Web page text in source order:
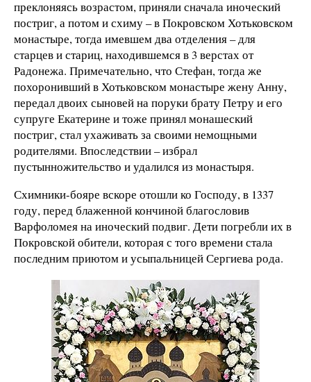
преклоняясь возрастом, приняли сначала иноческий
постриг, а потом и схиму – в Покровском Хотьковском
монастыре, тогда имевшем два отделения – для
старцев и стариц, находившемся в 3 верстах от
Радонежа. Примечательно, что Стефан, тогда же
похоронивший в Хотьковском монастыре жену Анну,
передал двоих сыновей на поруки брату Петру и его
супруге Екатерине и тоже принял монашеский
постриг, стал ухаживать за своими немощными
родителями. Впоследствии – избрал
пустынножительство и удалился из монастыря.
Схимники-бояре вскоре отошли ко Господу, в 1337
году, перед блаженной кончиной благословив
Варфоломея на иноческий подвиг. Дети погребли их в
Покровской обители, которая с того времени стала
последним приютом и усыпальницей Сергиева рода.